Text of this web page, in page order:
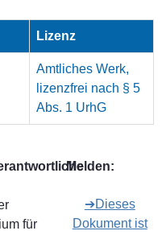
Lizenz
Amtliches Werk,
lizenzfrei nach § 5
Abs. 1 UrhG
für
Melden:
➔Dieses
Dokument ist